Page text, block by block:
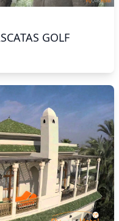
GOLF